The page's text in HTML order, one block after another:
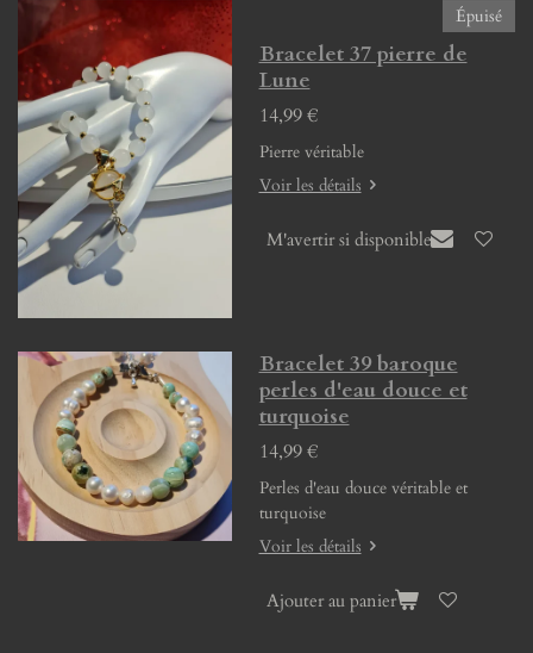
Épuisé
Bracelet 37 pierre de
Lune
14,99 €
Pierre véritable
Voir les détails
M'avertir si disponible
Bracelet 39 baroque
perles d'eau douce et
turquoise
14,99 €
Perles d'eau douce véritable et
turquoise
Voir les détails
Ajouter au panier